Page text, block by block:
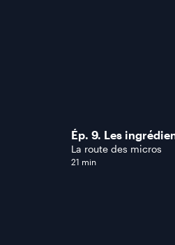
Ép. 9. Les
La route des micros
21 min